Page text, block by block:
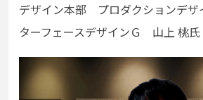
デザイン本部 プロダクションデザ
ターフェースデザインＧ 山上 桃氏